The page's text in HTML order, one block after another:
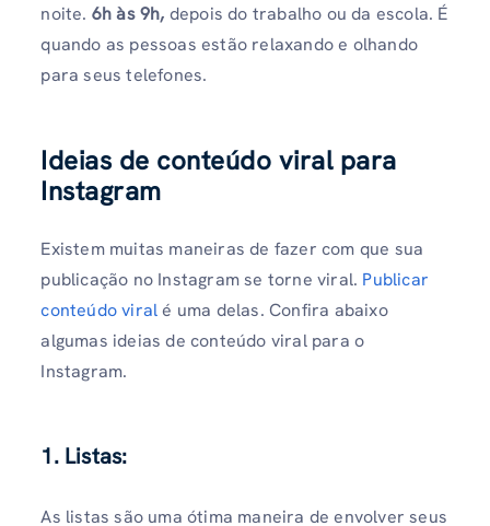
noite. 6h às 9h, depois do trabalho ou da escola. É
quando as pessoas estão relaxando e olhando
para seus telefones.
Ideias de conteúdo viral para
Instagram
Existem muitas maneiras de fazer com que sua
publicação no Instagram se torne viral. Publicar
conteúdo viralé uma delas. Confira abaixo
algumas ideias de conteúdo viral para o
Instagram.
1. Listas:
As listas são uma ótima maneira de envolver seus